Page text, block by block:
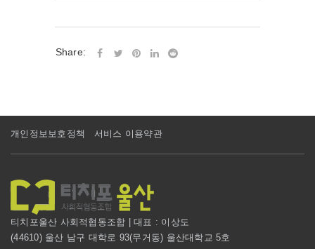
Share:
개인정보보호정책 서비스 이용약관
티치포울산 사회적협동조합 | 대표 : 이상도
(44610) 울산 남구 대학로 93(무거동) 울산대학교 5호